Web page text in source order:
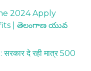
2024 Apply
| తెలంగాణ యువ
दे रही मात्र 500